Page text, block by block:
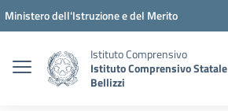
Vai ai contenuti
Vai al menu di navigazione
Vai al footer
Ministero dell'Istruzione e del Merito
Istituto Comprensivo
Istituto Comprensivo Statale
Bellizzi